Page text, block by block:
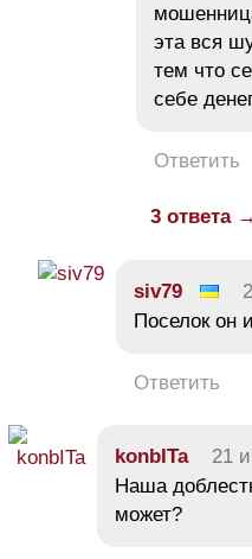
эта вся
тем что
себе
Ответить
3 ответа →
siv79
Поселок он
Ответить
konbITa 21
Наша
может?